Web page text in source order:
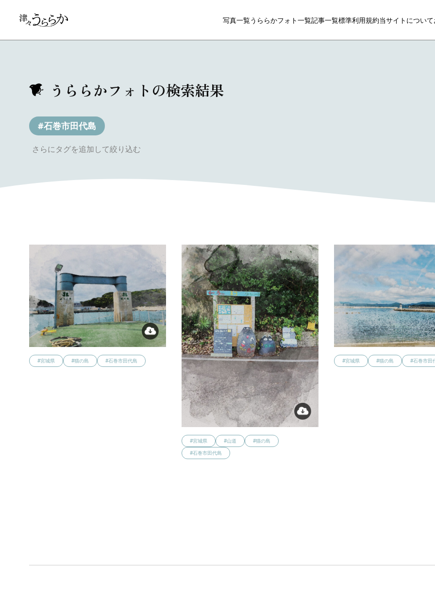
写真一覧うららかフォト一覧記事一覧標準利用規約当サイトについて
うららかフォトの検索結果
#石巻市田代島
さらにタグを追加して絞り込む
#宮城県 #猫の島 #石巻市田代島
#宮城県 #山道
#猫の島
#石巻市田代島
#宮城県 #猫の島 #石巻市田